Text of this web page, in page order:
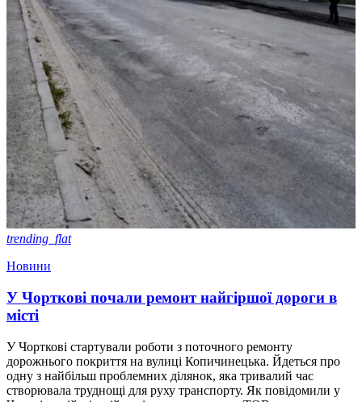
trending_flat
Новини
У Чорткові почали ремонт найгіршої дороги в
місті
У Чорткові стартували роботи з поточного ремонту
дорожнього покриття на вулиці Копичинецька. Йдеться про
одну з найбільш проблемних ділянок, яка тривалий час
створювала труднощі для руху транспорту. Як повідомили у